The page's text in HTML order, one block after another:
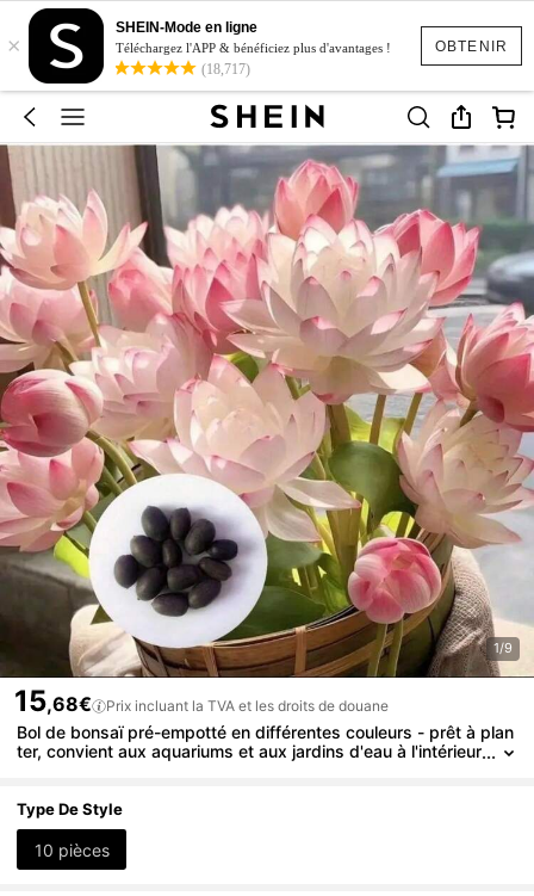
OBTENIR
×
SHEIN-Mode en ligne
Téléchargez l'APP & bénéficiez plus d'avantages !
(18,717)
1/9
15,68€ Prix incluant la TVA et les droits de douane
Bol de bonsaï pré-empotté en différentes couleurs - prêt à plan
ter, convient aux aquariums et aux jardins d'eau à l'intérieur
Type De Style
10 pièces